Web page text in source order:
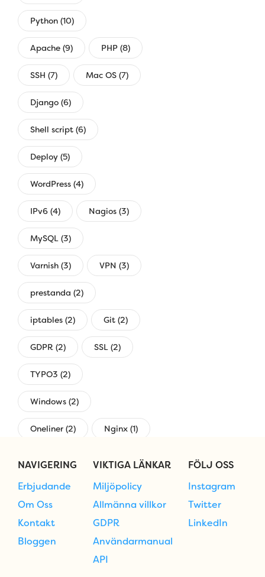
Python (10)
Apache (9) PHP (8)
SSH (7) Mac OS (7)
Django (6)
Shell script (6)
Deploy (5)
WordPress (4)
IPv6 (4) Nagios (3)
MySQL (3)
Varnish (3) VPN (3)
prestanda (2)
iptables (2) Git (2)
GDPR (2) SSL (2)
TYPO3 (2)
Windows (2)
Oneliner (2) Nginx (1)
NAVIGERING
Erbjudande
Om Oss
Kontakt
Bloggen
VIKTIGA LÄNKAR
Miljöpolicy
Allmänna villkor
GDPR
Användarmanual
API
FÖLJ OSS
Instagram
Twitter
LinkedIn